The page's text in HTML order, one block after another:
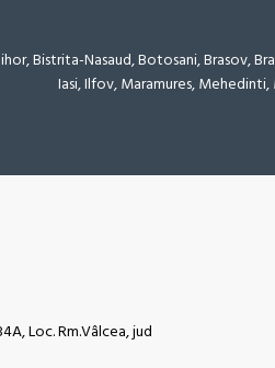
Bistrita-Nasaud, Botosani, Brasov,
Iasi, Ilfov, Maramures, Mehedinti,
Loc. Rm.Vâlcea, jud